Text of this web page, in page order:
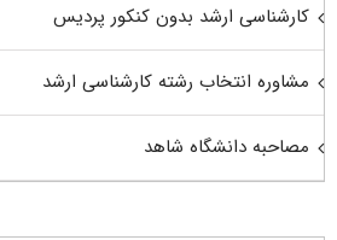
کارشناسی ارشد بدون کنکور پردیس
مشاوره انتخاب رشته کارشناسی ارشد
مصاحبه دانشگاه شاهد